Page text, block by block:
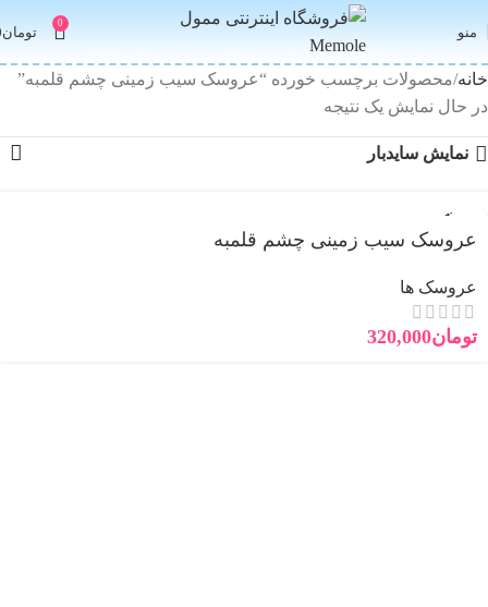
منو
0
تومان
خانه محصولات برچسب خورده “عروسک سیب زمینی چشم قلمبه”
در حال نمایش یک نتیجه
نمایش سایدبار
فروخته
عروسک سیب زمینی چشم قلمبه
عروسک ها
تومان320,000